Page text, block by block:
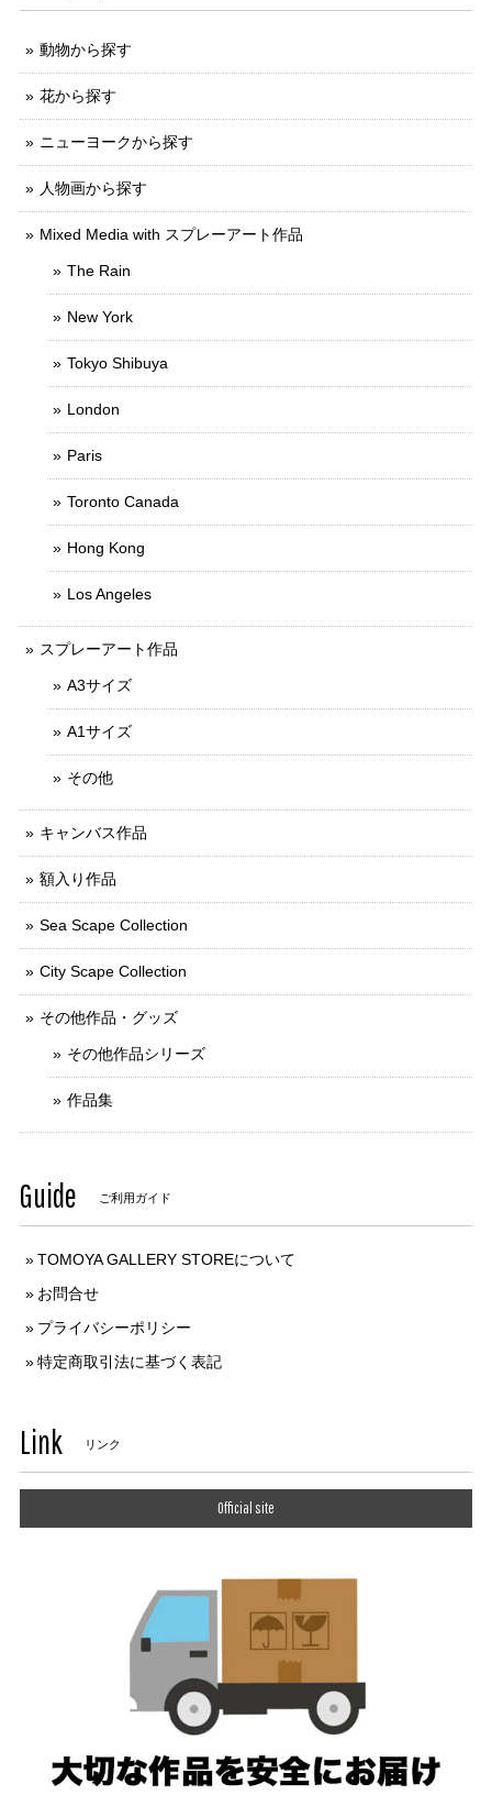
動物から探す
花から探す
ニューヨークから探す
人物画から探す
Mixed Media with スプレーアート作品
The Rain
New York
Tokyo Shibuya
London
Paris
Toronto Canada
Hong Kong
Los Angeles
スプレーアート作品
A3サイズ
A1サイズ
その他
キャンバス作品
額入り作品
Sea Scape Collection
City Scape Collection
その他作品・グッズ
その他作品シリーズ
作品集
Guide ご利用ガイド
TOMOYA GALLERY STOREについて
お問合せ
プライバシーポリシー
特定商取引法に基づく表記
Link リンク
Official site